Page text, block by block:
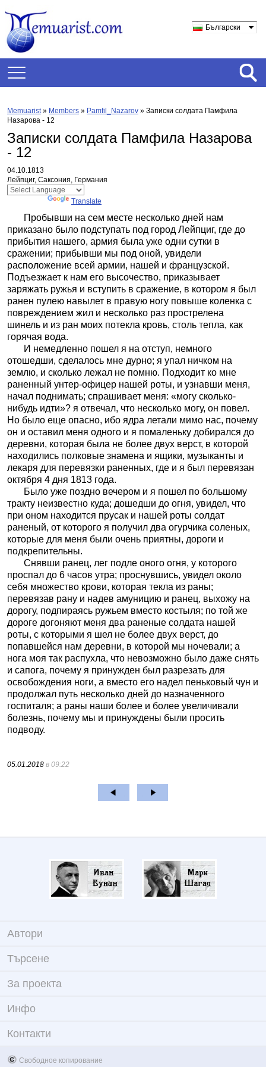
Български
Memuarist» Members » Pamfil_Nazarov » Записки солдата Памфила
Назарова - 12
Записки солдата Памфила Назарова
- 12
04.10.1813
Лейпциг, Саксония, Германия
Translate
Пробывши на сем месте несколько дней нам
приказано было подступать под город Лейпциг, где до
прибытия нашего, армия была уже одни сутки в
сражении; прибывши мы под оной, увидели
расположение всей армии, нашей и французской.
Подъезжает к нам его высочество, приказывает
заряжать ружья и вступить в сражение, в котором я был
ранен пулею навылет в правую ногу повыше коленка с
повреждением жил и несколько раз прострелена
шинель и из ран моих потекла кровь, столь тепла, как
горячая вода.
И немедленно пошел я на отступ, немного
отошедши, сделалось мне дурно; я упал ничком на
землю, и сколько лежал не помню. Подходит ко мне
раненный унтер-офицер нашей роты, и узнавши меня,
начал поднимать; спрашивает меня: «могу сколько-
нибудь идти»? я отвечал, что несколько могу, он повел.
Но было еще опасно, ибо ядра летали мимо нас, почему
он и оставил меня одного и я помаленьку добирался до
деревни, которая была не более двух верст, в которой
находились полковые знамена и ящики, музыканты и
лекаря для перевязки раненных, где и я был перевязан
октября 4 дня 1813 года.
Было уже поздно вечером и я пошел по большому
тракту неизвестно куда; дошедши до огня, увидел, что
при оном находится прусак и нашей роты солдат
раненый, от которого я получил два огурчика соленых,
которые для меня были очень приятны, дороги и
подкрепительны.
Снявши ранец, лег подле оного огня, у которого
проспал до 6 часов утра; проснувшись, увидел около
себя множество крови, которая текла из раны;
перевязав рану и надев амуницию и ранец, выхожу на
дорогу, подпираясь ружьем вместо костыля; по той же
дороге догоняют меня два раненые солдата нашей
роты, с которыми я шел не более двух верст, до
попавшейся нам деревни, в которой мы ночевали; а
нога моя так распухла, что невозможно было даже снять
и сапога, почему я принужден был разрезать для
освобождения ноги, a вместо его надел пеньковый чун и
продолжал путь несколько дней до назначенного
госпиталя; а раны наши более и более увеличивали
болезнь, почему мы и принуждены были просить
подводу.
05.01.2018 в 09:22
Автори
Търсене
За проекта
Инфо
Контакти
Свободное копирование